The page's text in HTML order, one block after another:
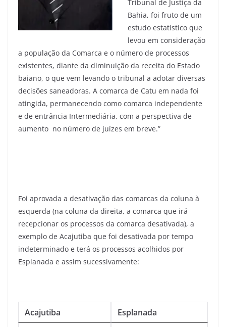
Tribunal de Justiça da
Bahia, foi fruto de um
estudo estatístico que
levou em consideração
a população da Comarca e o número de processos
existentes, diante da diminuição da receita do Estado
baiano, o que vem levando o tribunal a adotar diversas
decisões saneadoras. A comarca de Catu em nada foi
atingida, permanecendo como comarca independente
e de entrância Intermediária, com a perspectiva de
aumento no número de juízes em breve.”
Foi aprovada a desativação das comarcas da coluna à
esquerda (na coluna da direita, a comarca que irá
recepcionar os processos da comarca desativada), a
exemplo de Acajutiba que foi desativada por tempo
indeterminado e terá os processos acolhidos por
Esplanada e assim sucessivamente:
Acajutiba
Esplanada